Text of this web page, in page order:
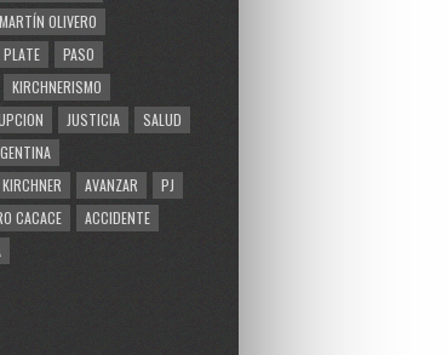
MARTÍN OLIVERO
PLATE
PASO
KIRCHNERISMO
JUSTICIA
SALUD
AVANZAR
PJ
CACACE
ACCIDENTE